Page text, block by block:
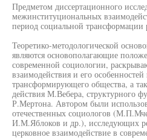
Предметом диссертационного
межинституциональных
период социальной трансформации
Теоретико-методологической
являются основополагающие
современной социологии,
взаимодействия и его
трансформирующего общества, а
действия М.Вебера, структурного
Р.Мертона. Автором были
отечественных социологов
И.М.Яблоков и др.), исследующих
церковное взаимодействие в